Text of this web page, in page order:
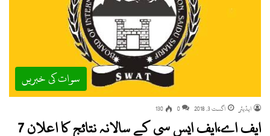
سوات کی خبریں
ایڈیٹر اگست 3, 2018 0
130
ایف اے،ایف ایس سی کے سالانہ نتائج کا اعلان 7